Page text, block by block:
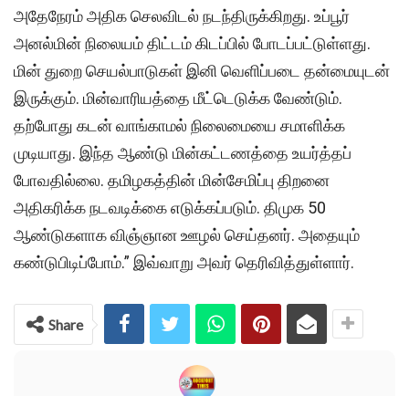
அதேநேரம் அதிக செலவிடல் நடந்திருக்கிறது. உப்பூர்
அனல்மின் நிலையம் திட்டம் கிடப்பில் போடப்பட்டுள்ளது.
மின் துறை செயல்பாடுகள் இனி வெளிப்படை தன்மையுடன்
இருக்கும். மின்வாரியத்தை மீட்டெடுக்க வேண்டும்.
தற்போது கடன் வாங்காமல் நிலைமையை சமாளிக்க
முடியாது. இந்த ஆண்டு மின்கட்டணத்தை உயர்த்தப்
போவதில்லை. தமிழகத்தின் மின்சேமிப்பு திறனை
அதிகரிக்க நடவடிக்கை எடுக்கப்படும். திமுக 50
ஆண்டுகளாக விஞ்ஞான ஊழல் செய்தனர். அதையும்
கண்டுபிடிப்போம்.” இவ்வாறு அவர் தெரிவித்துள்ளார்.
Share